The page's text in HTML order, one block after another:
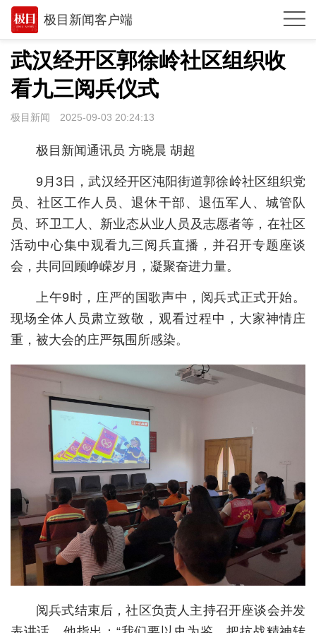
极目新闻客户端
推荐
观点
时政
世相
环球
专题
经济
城建
科教
健康
汽车
房产
消费
创意
文化
武汉经开区郭徐岭社区组织收
看九三阅兵仪式
极目新闻 2025-09-03 20:24:13
极目新闻通讯员 方晓晨 胡超
9月3日，武汉经开区沌阳街道郭徐岭社区组织党
员、社区工作人员、退休干部、退伍军人、城管队
员、环卫工人、新业态从业人员及志愿者等，在社区
活动中心集中观看九三阅兵直播，并召开专题座谈
会，共同回顾峥嵘岁月，凝聚奋进力量。
上午9时，庄严的国歌声中，阅兵式正式开始。
现场全体人员肃立致敬，观看过程中，大家神情庄
重，被大会的庄严氛围所感染。
阅兵式结束后，社区负责人主持召开座谈会并发